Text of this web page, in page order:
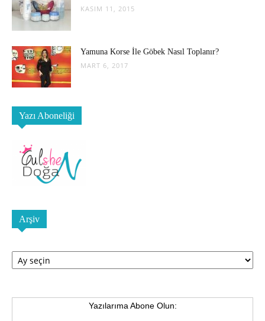
KASIM 11, 2015
Yamuna Korse İle Göbek Nasıl Toplanır?
MART 6, 2017
Yazı Aboneliği
Arşiv
Arşiv
Yazılarıma Abone Olun: